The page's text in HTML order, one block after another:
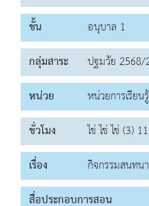
ชั้น
อนุบาล 1
กลุ่มสาระ
ปฐมวัย 2568/
หน่วย
หน่วยการเรียน
ชั่วโมง
ไข่ ไข่ ไข่ (3)
เรื่อง
กิจกรรมสนทน
สื่อประกอบการสอน